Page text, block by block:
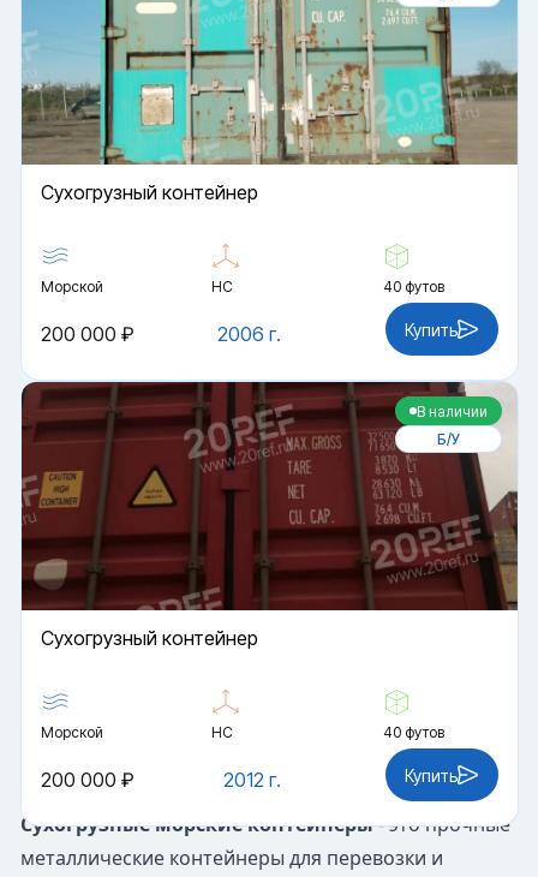
Cухогрузный контейнер
Морской HC 40 футов
2006 г.
200 000 ₽ Купить
В наличии
Б/У
Cухогрузный контейнер
Морской HC 40 футов
2012 г.
200 000 ₽ Купить
Сухогрузные морские контейнеры- это прочные
металлические контейнеры для перевозки и